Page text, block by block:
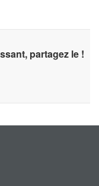
partagez le !